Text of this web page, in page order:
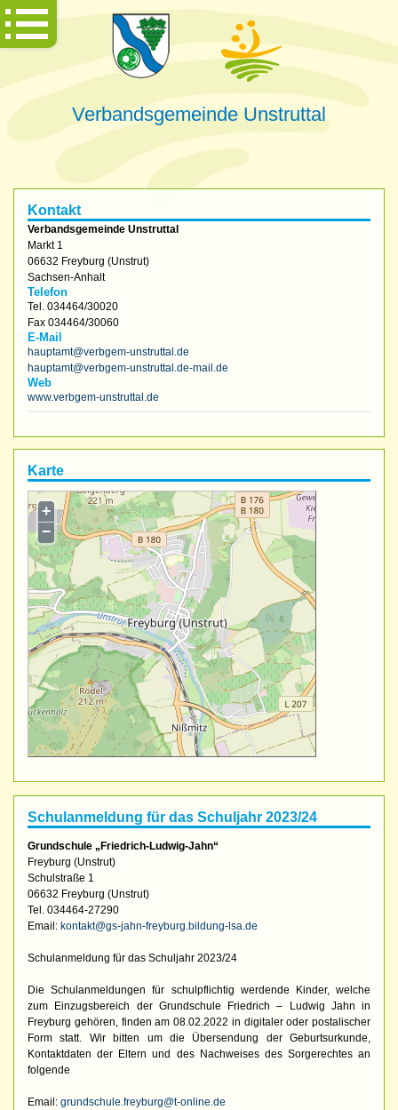
Verbandsgemeinde Unstruttal
Kontakt
Verbandsgemeinde Unstruttal
Markt 1
06632 Freyburg (Unstrut)
Sachsen-Anhalt
Telefon
Tel. 034464/30020
Fax 034464/30060
E-Mail
hauptamt@verbgem-unstruttal.de
hauptamt@verbgem-unstruttal.de-mail.de
Web
www.verbgem-unstruttal.de
Karte
+
−
Schulanmeldung für das Schuljahr 2023/24
Grundschule „Friedrich-Ludwig-Jahn“
Freyburg (Unstrut)
Schulstraße 1
06632 Freyburg (Unstrut)
Tel. 034464-27290
Email: kontakt@gs-jahn-freyburg.bildung-lsa.de
Schulanmeldung für das Schuljahr 2023/24
Die Schulanmeldungen für schulpflichtig werdende Kinder, welche
zum Einzugsbereich der Grundschule Friedrich – Ludwig Jahn in
Freyburg gehören, finden am 08.02.2022 in digitaler oder postalischer
Form statt. Wir bitten um die Übersendung der Geburtsurkunde,
Kontaktdaten der Eltern und des Nachweises des Sorgerechtes an
folgende
Email: grundschule.freyburg@t-online.de